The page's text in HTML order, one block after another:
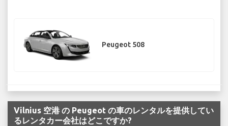
Peugeot 508
Vilnius 空港 の Peugeot の車のレンタルを提供してい
るレンタカー会社はどこですか?